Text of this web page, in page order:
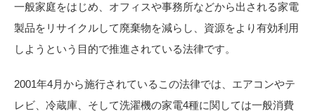
一般家庭をはじめ、オフィスや事務所などから出される家電
製品をリサイクルして廃棄物を減らし、資源をより有効利用
しようという目的で推進されている法律です。
2001年4月から施行されているこの法律では、エアコンやテ
レビ、冷蔵庫、そして洗濯機の家電4種に関しては一般消費